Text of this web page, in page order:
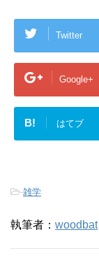
Twitter
Google+
B! はてブ
-雑学
執筆者： woodbat